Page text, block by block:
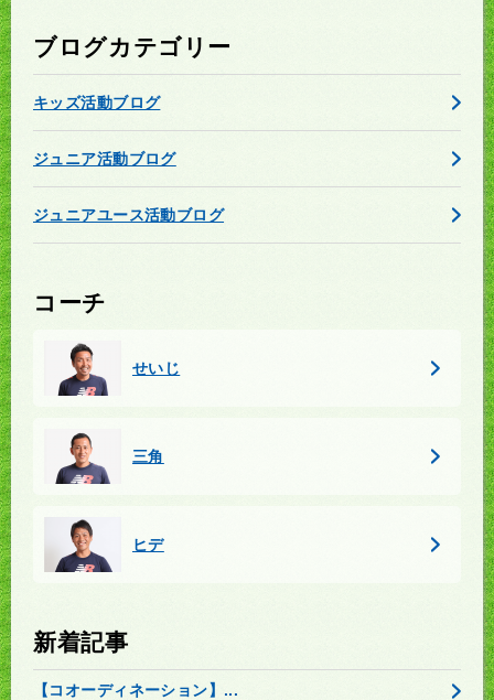
ブログカテゴリー
キッズ活動ブログ
ジュニア活動ブログ
ジュニアユース活動ブログ
コーチ
せいじ
三角
ヒデ
新着記事
【コオーディネーション】...